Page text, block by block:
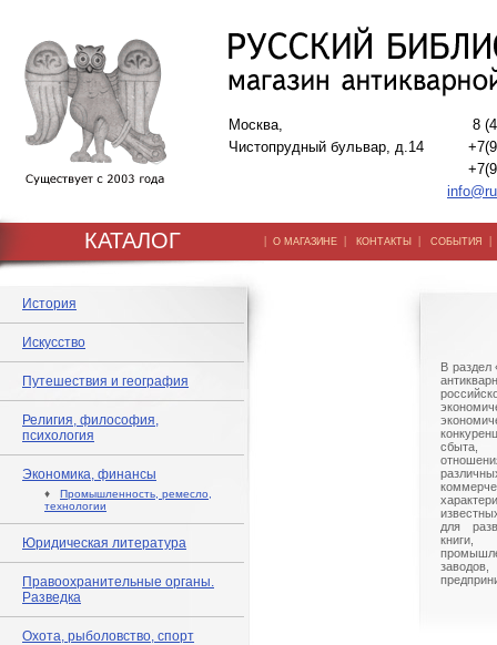
Москва,
Чистопрудный бульвар, д.14
8
КАТАЛОГ | О МАГАЗИНЕ | КОНТАКТЫ | СОБЫТИЯ
История
Искусство
Путешествия и география
Религия, философия,
психология
Экономика, финансы
♦ Промышленность, ремесло,
технологии
Юридическая литература
Правоохранительные органы.
Разведка
Охота, рыболовство, спорт
В
сбыта,
для
книги,